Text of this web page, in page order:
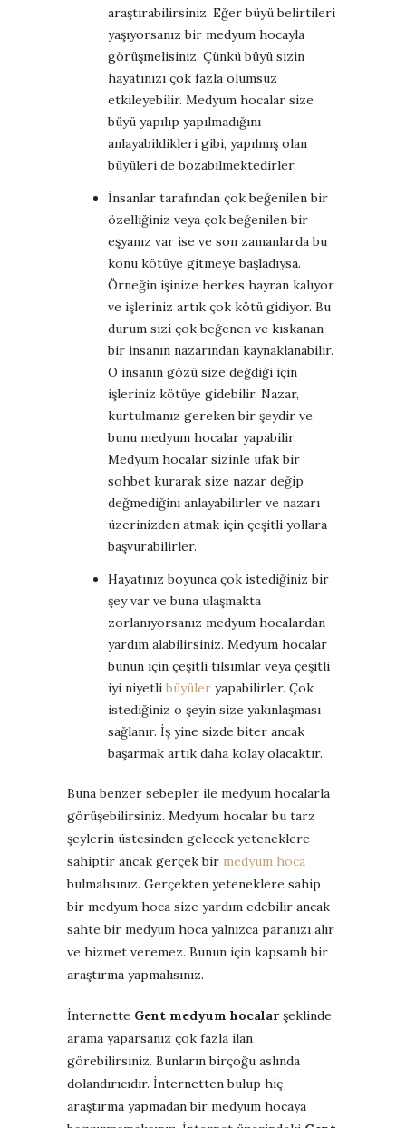
araştırabilirsiniz. Eğer büyü belirtileri
yaşıyorsanız bir medyum hocayla
görüşmelisiniz. Çünkü büyü sizin
hayatınızı çok fazla olumsuz
etkileyebilir. Medyum hocalar size
büyü yapılıp yapılmadığını
anlayabildikleri gibi, yapılmış olan
büyüleri de bozabilmektedirler.
İnsanlar tarafından çok beğenilen bir
özelliğiniz veya çok beğenilen bir
eşyanız var ise ve son zamanlarda bu
konu kötüye gitmeye başladıysa.
Örneğin işinize herkes hayran kalıyor
ve işleriniz artık çok kötü gidiyor. Bu
durum sizi çok beğenen ve kıskanan
bir insanın nazarından kaynaklanabilir.
O insanın gözü size değdiği için
işleriniz kötüye gidebilir. Nazar,
kurtulmanız gereken bir şeydir ve
bunu medyum hocalar yapabilir.
Medyum hocalar sizinle ufak bir
sohbet kurarak size nazar değip
değmediğini anlayabilirler ve nazarı
üzerinizden atmak için çeşitli yollara
başvurabilirler.
Hayatınız boyunca çok istediğiniz bir
şey var ve buna ulaşmakta
zorlanıyorsanız medyum hocalardan
yardım alabilirsiniz. Medyum hocalar
bunun için çeşitli tılsımlar veya çeşitli
iyi niyetli büyüler yapabilirler. Çok
istediğiniz o şeyin size yakınlaşması
sağlanır. İş yine sizde biter ancak
başarmak artık daha kolay olacaktır.
Buna benzer sebepler ile medyum hocalarla
görüşebilirsiniz. Medyum hocalar bu tarz
şeylerin üstesinden gelecek yeteneklere
sahiptir ancak gerçek bir medyum hoca
bulmalısınız. Gerçekten yeteneklere sahip
bir medyum hoca size yardım edebilir ancak
sahte bir medyum hoca yalnızca paranızı alır
ve hizmet veremez. Bunun için kapsamlı bir
araştırma yapmalısınız.
İnternette Gent medyum hocalarşeklinde
arama yaparsanız çok fazla ilan
görebilirsiniz. Bunların birçoğu aslında
dolandırıcıdır. İnternetten bulup hiç
araştırma yapmadan bir medyum hocaya